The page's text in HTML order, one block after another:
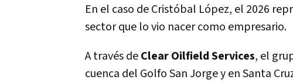
En el caso de Cristóbal López, el 2026
sector que lo vio nacer como empresario.
A través deClear Oilfield Services, el
cuenca del Golfo San Jorge y en Santa